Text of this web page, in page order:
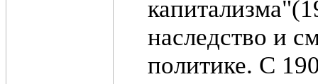
наследство и
политике. С